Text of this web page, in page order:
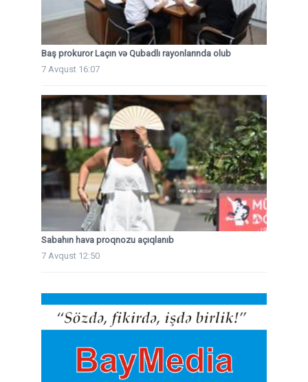
Baş prokuror Laçın və Qubadlı rayonlarında olub
7 Avqust 16:07
Sabahın hava proqnozu açıqlanıb
7 Avqust 12:50